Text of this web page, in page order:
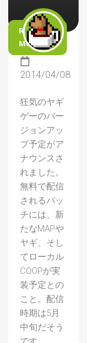
READ
MORE
2014/04/08
狂気のヤギ
ゲーのバー
ジョンアッ
プ予定がア
ナウンスさ
れました。
無料で配信
されるパッ
チには、新
たなMAPや
ヤギ、そし
てローカル
COOPが実
装予定との
こと。配信
時期は5月
中旬だそう
【Odal
lus:
The
Dark
Call】
「Onik
en」開